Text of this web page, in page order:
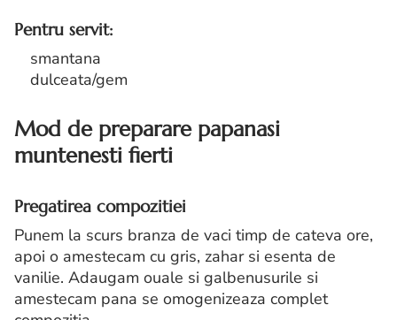
Pentru servit:
smantana
dulceata/gem
Mod de preparare papanasi
muntenesti fierti
Pregatirea compozitiei
Punem la scurs branza de vaci timp de cateva ore,
apoi o amestecam cu gris, zahar si esenta de
vanilie. Adaugam ouale si galbenusurile si
amestecam pana se omogenizeaza complet